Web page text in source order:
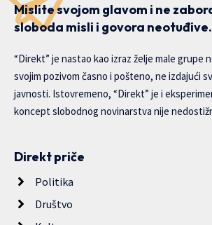
Mislite svojom glavom i ne
sloboda misli i govora neotuđive.
“Direkt” je nastao kao izraz želje male grupe
svojim pozivom časno i pošteno, ne izdajući
javnosti. Istovremeno, “Direkt” je i
koncept slobodnog novinarstva nije
Direkt priče
Politika
Društvo